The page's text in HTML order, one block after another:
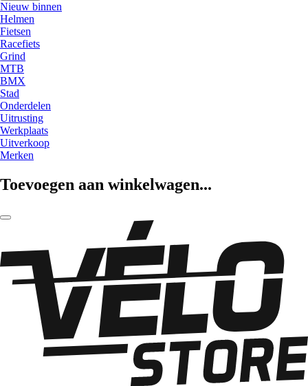
Nieuw binnen
Helmen
Fietsen
Racefiets
Grind
MTB
BMX
Stad
Onderdelen
Uitrusting
Werkplaats
Uitverkoop
Merken
Toevoegen aan winkelwagen...